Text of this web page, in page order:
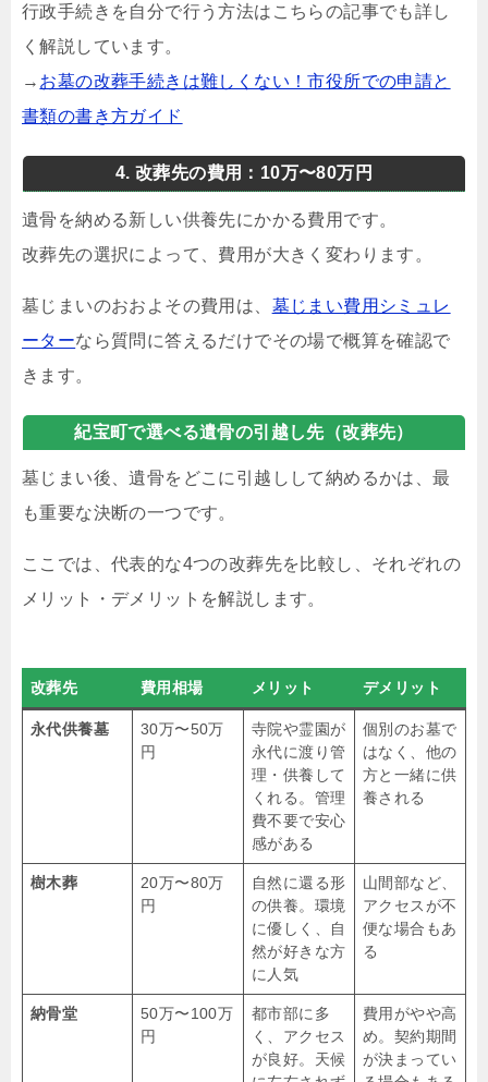
行政手続きを自分で行う方法はこちらの記事でも詳し
く解説しています。
→ お墓の改葬手続きは難しくない！市役所での申請と
書類の書き方ガイド
4. 改葬先の費用：10万〜80万円
遺骨を納める新しい供養先にかかる費用です。
改葬先の選択によって、費用が大きく変わります。
墓じまいのおおよその費用は、 墓じまい費用シミュレ
ーターなら質問に答えるだけでその場で概算を確認で
きます。
紀宝町で選べる遺骨の引越し先（改葬先）
墓じまい後、遺骨をどこに引越しして納めるかは、最
も重要な決断の一つです。
ここでは、代表的な4つの改葬先を比較し、それぞれの
メリット・デメリットを解説します。
改葬先 費用相場 メリット デメリット
永代供養墓
30万〜50万
円
寺院や霊園が
永代に渡り管
理・供養して
くれる。管理
費不要で安心
感がある
個別のお墓で
はなく、他の
方と一緒に供
養される
樹木葬
20万〜80万
円
自然に還る形
の供養。環境
に優しく、自
然が好きな方
に人気
山間部など、
アクセスが不
便な場合もあ
る
納骨堂
50万〜100万
円
都市部に多
く、アクセス
が良好。天候
費用がやや高
め。契約期間
が決まってい